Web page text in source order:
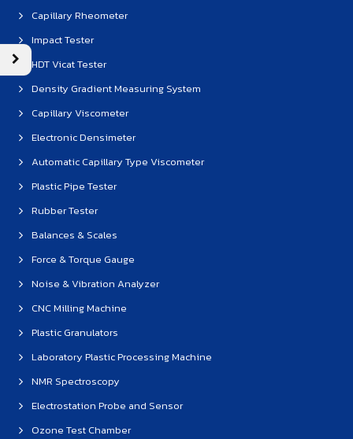
Capillary Rheometer
Impact Tester
HDT Vicat Tester
Density Gradient Measuring System
Capillary Viscometer
Electronic Densimeter
Automatic Capillary Type Viscometer
Plastic Pipe Tester
Rubber Tester
Balances & Scales
Force & Torque Gauge
Noise & Vibration Analyzer
CNC Milling Machine
Plastic Granulators
Laboratory Plastic Processing Machine
NMR Spectroscopy
Electrostation Probe and Sensor
Ozone Test Chamber